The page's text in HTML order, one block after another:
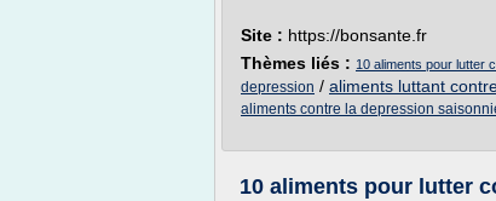
Site : https://bonsante.fr
Thèmes liés : 10 aliments pour lutter
depression / aliments luttant
aliments contre la depression
10 aliments pour lutter